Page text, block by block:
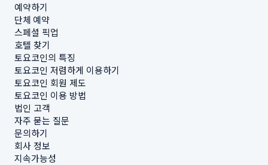
예약하기
단체 예약
스페셜 픽업
호텔 찾기
토요코인의 특징
토요코인 저렴하게 이용하기
토요코인 회원 제도
토요코인 이용 방법
법인 고객
자주 묻는 질문
문의하기
회사 정보
지속가능성